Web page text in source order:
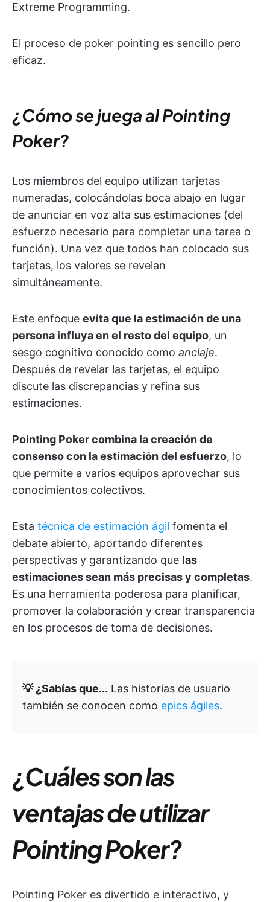
Extreme Programming.
El proceso de poker pointing es sencillo pero
eficaz.
¿Cómo se juega al Pointing
Poker?
Los miembros del equipo utilizan tarjetas
numeradas, colocándolas boca abajo en lugar
de anunciar en voz alta sus estimaciones (del
esfuerzo necesario para completar una tarea o
función). Una vez que todos han colocado sus
tarjetas, los valores se revelan
simultáneamente.
Este enfoque evita que la estimación de una
persona influya en el resto del equipo, un
sesgo cognitivo conocido como anclaje.
Después de revelar las tarjetas, el equipo
discute las discrepancias y refina sus
estimaciones.
Pointing Poker combina la creación de
consenso con la estimación del esfuerzo, lo
que permite a varios equipos aprovechar sus
conocimientos colectivos.
Esta técnica de estimación ágil fomenta el
debate abierto, aportando diferentes
perspectivas y garantizando que las
estimaciones sean más precisas y completas.
Es una herramienta poderosa para planificar,
promover la colaboración y crear transparencia
en los procesos de toma de decisiones.
💡 ¿Sabías que... Las historias de usuario
también se conocen como epics ágiles.
¿Cuáles son las
ventajas de utilizar
Pointing Poker?
Pointing Poker es divertido e interactivo, y